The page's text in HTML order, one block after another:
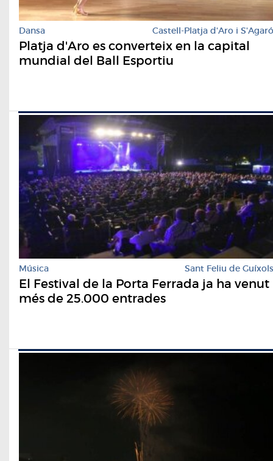
Dansa Castell-Platja d'Aro i S'Agaró
Platja d'Aro es converteix en la capital
mundial del Ball Esportiu
Música Sant Feliu de Guíxols
El Festival de la Porta Ferrada ja ha venut
més de 25.000 entrades